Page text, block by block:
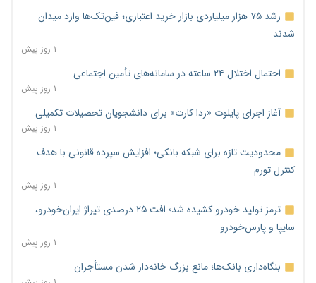
رشد ۷۵ هزار میلیاردی بازار خرید اعتباری؛ فین‌تک‌ها وارد میدان
شدند
۱ روز پیش
احتمال اختلال ۲۴ ساعته در سامانه‌های تأمین اجتماعی
۱ روز پیش
آغاز اجرای پایلوت «ردا کارت» برای دانشجویان تحصیلات تکمیلی
۱ روز پیش
محدودیت تازه برای شبکه بانکی؛ افزایش سپرده قانونی با هدف
کنترل تورم
۱ روز پیش
ترمز تولید خودرو کشیده شد؛ افت ۲۵ درصدی تیراژ ایران‌خودرو،
سایپا و پارس‌خودرو
۱ روز پیش
بنگاه‌داری بانک‌ها؛ مانع بزرگ خانه‌دار شدن مستأجران